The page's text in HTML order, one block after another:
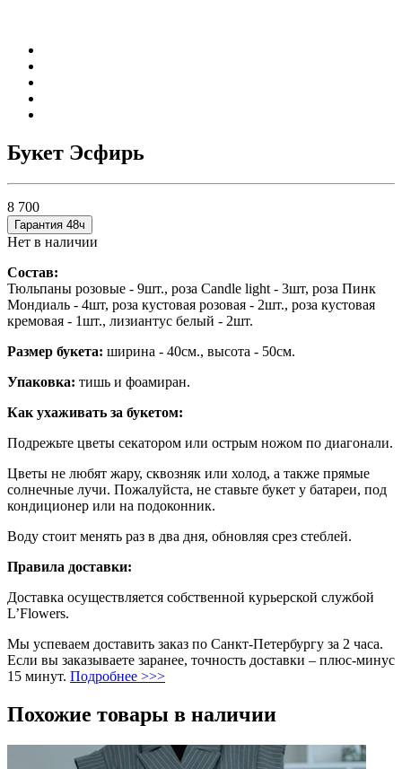
Букет Эсфирь
8 700
Гарантия 48ч
Нет в наличии
Состав:
Тюльпаны розовые - 9шт., роза Candle light - 3шт, роза Пинк
Мондиаль - 4шт, роза кустовая розовая - 2шт., роза кустовая
кремовая - 1шт., лизиантус белый - 2шт.
Размер букета: ширина - 40см., высота - 50см.
Упаковка: тишь и фоамиран.
Как ухаживать за букетом:
Подрежьте цветы секатором или острым ножом по диагонали.
Цветы не любят жару, сквозняк или холод, а также прямые
солнечные лучи. Пожалуйста, не ставьте букет у батареи, под
кондиционер или на подоконник.
Воду стоит менять раз в два дня, обновляя срез стеблей.
Правила доставки:
Доставка осуществляется собственной курьерской службой
L’Flowers.
Мы успеваем доставить заказ по Санкт-Петербургу за 2 часа.
Если вы заказываете заранее, точность доставки – плюс-минус
15 минут. Подробнее >>>
Похожие товары в наличии